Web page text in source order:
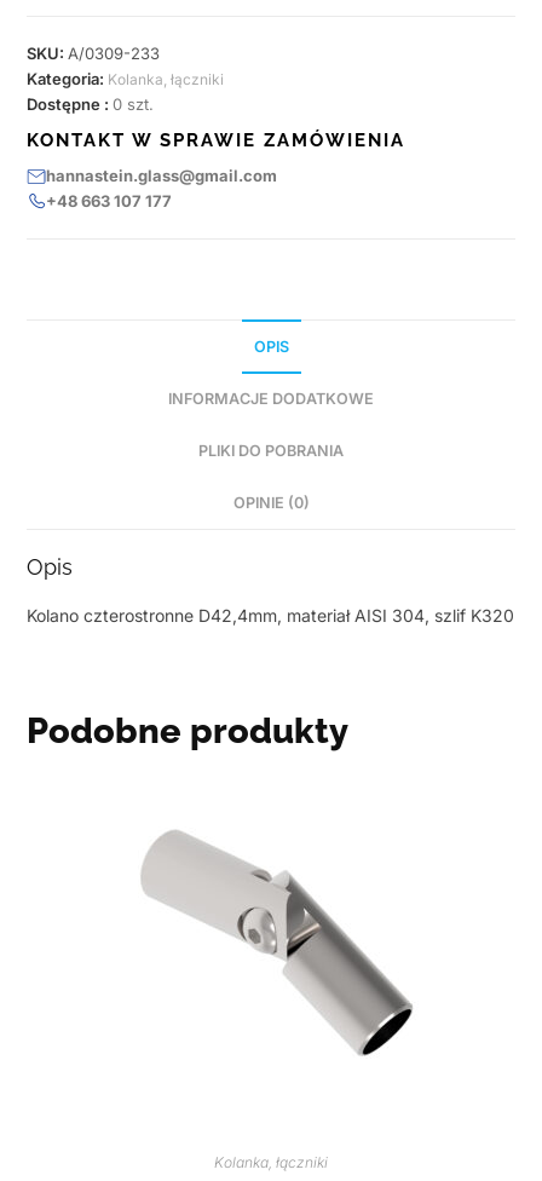
SKU: A/0309-233
Kategoria: Kolanka, łączniki
Dostępne :0 szt.
KONTAKT W SPRAWIE ZAMÓWIENIA
hannastein.glass@gmail.com
+48 663 107 177
OPIS
INFORMACJE DODATKOWE
PLIKI DO POBRANIA
OPINIE (0)
Opis
Kolano czterostronne D42,4mm, materiał AISI 304, szlif K320
Podobne produkty
Kolanka, łączniki